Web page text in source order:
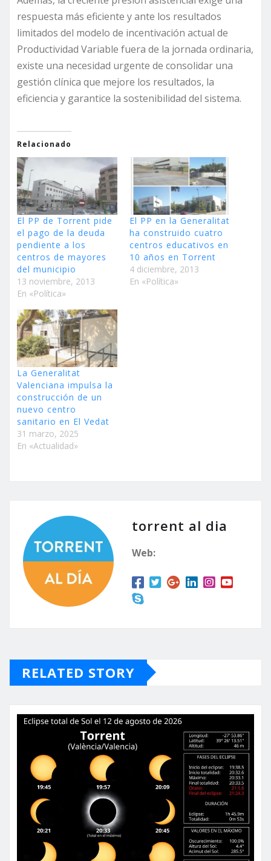
respuesta más eficiente y ante los resultados
limitados del modelo de incentivación actual de
Productividad Variable fuera de la jornada ordinaria,
existe una necesidad urgente de consolidar una
gestión clínica que mejore los resultados, la
eficiencia y garantice la sostenibilidad del sistema.
Relacionado
El PP de Torrent pide
el pago de la deuda
pendiente a los
centros de mayores
del municipio
13 noviembre, 2013
En «Política»
El PP en la Generalitat
ha construido cuatro
centros educativos en
10 años en Torrent
4 diciembre, 2013
En «Política»
La Generalitat
Valenciana impulsa la
construcción de un
nuevo centro
sanitario en El Vedat
31 marzo, 2025
En «Actualidad»
torrent al dia
Web:
RELATED STORY